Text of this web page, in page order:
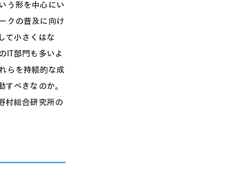
う形を中心にい
クの普及に向け
て小さくはな
IT部門も多いよ
らを持続的な成
べきなのか。
村総合研究所の